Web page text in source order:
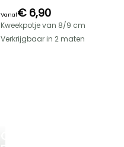
Vanaf€ 6,90
Kweekpotje van 8/9 cm
Verkrijgbaar in 2 maten